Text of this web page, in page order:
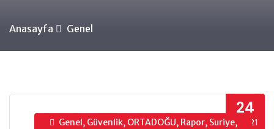
Anasayfa Genel
24
EYL’21
Genel, Güvenlik, ORTADOĞU, Rapor, Suriye,